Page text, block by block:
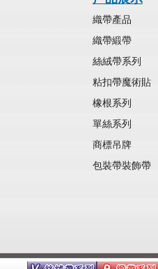
織帶產品
織帶緞帶
絲絨帶系列
粘扣帶魔術貼
橡根系列
單絲系列
商標吊牌
包裝帶裝飾帶